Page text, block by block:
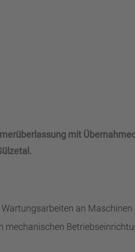
mit
an Maschinen
mechanischen